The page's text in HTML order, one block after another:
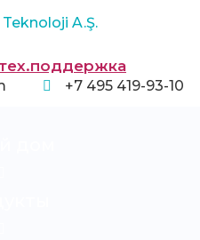
+7 495 419-93-10